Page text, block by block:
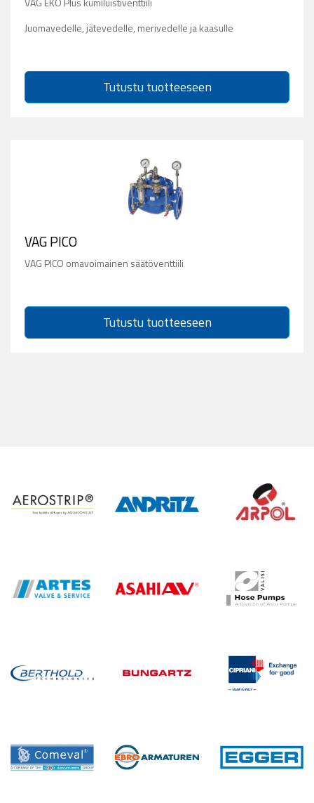
Juomavedelle, jätevedelle, merivedelle ja kaasulle
Tutustu tuotteeseen
VAG PICO
VAG PICO omavoimainen säätöventtiili
Tutustu tuotteeseen